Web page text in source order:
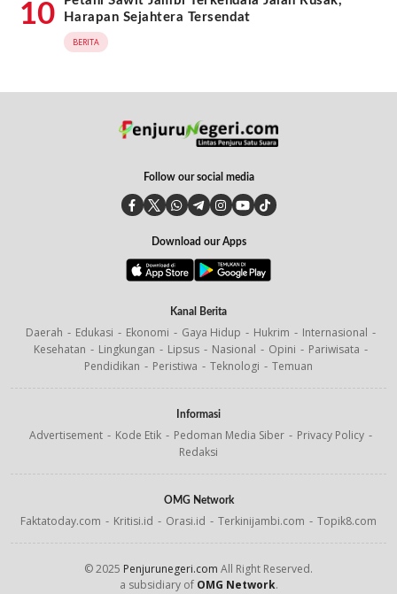
10
Harapan Sejahtera Tersendat
BERITA
Follow our social media
Download our Apps
Kanal Berita
Daerah Edukasi Ekonomi Gaya Hidup Hukrim
Internasional
Kesehatan
Lingkungan Lipsus Nasional Opini
Pariwisata
Pendidikan
Peristiwa Teknologi Temuan
Informasi
Advertisement Kode Etik Pedoman Media Siber
Privacy Policy
Redaksi
OMG Network
Faktatoday.com Kritisi.id Orasi.id Terkinijambi.com Topik8.com
© 2025 Penjurunegeri.com All Right Reserved.
a subsidiary of OMG Network.